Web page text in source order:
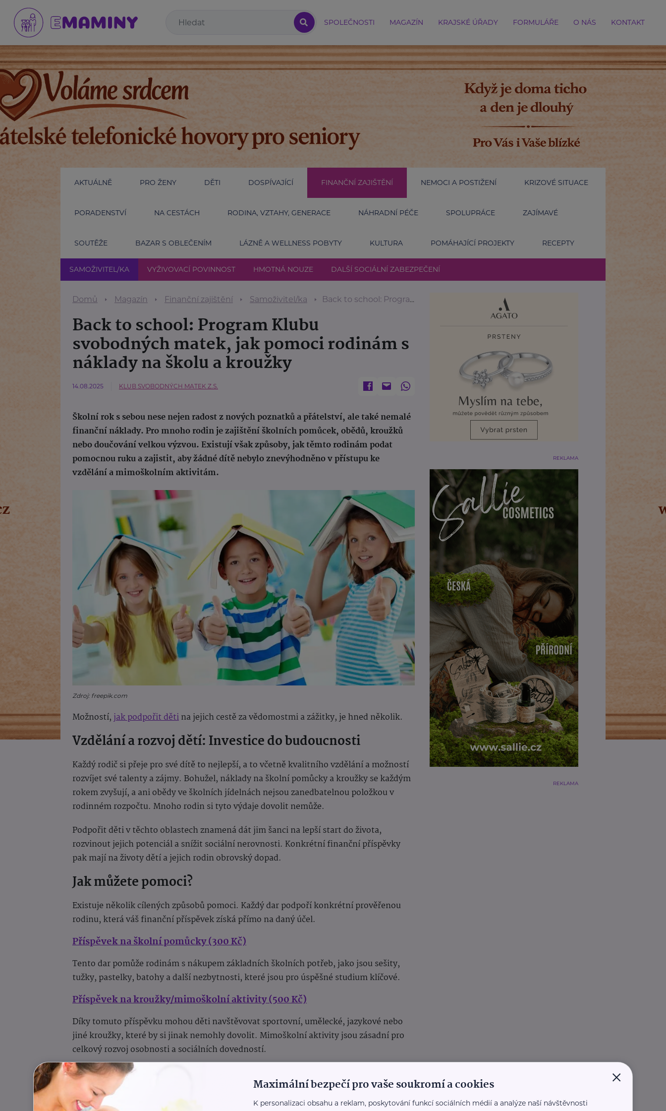
SPOLEČNOSTI MAGAZÍN KRAJSKÉ ÚŘADY FORMULÁŘE O NÁS KONTAKT
AKTUÁLNĚ PRO ŽENY DĚTI DOSPÍVAJÍCÍ FINANČNÍ ZAJIŠTĚNÍ NEMOCI A POSTIŽENÍ KRIZOVÉ SITUACE
PORADENSTVÍ NA CESTÁCH RODINA, VZTAHY, GENERACE NÁHRADNÍ PÉČE SPOLUPRÁCE ZAJÍMAVÉ
SOUTĚŽE BAZAR S OBLEČENÍM LÁZNĚ A WELLNESS POBYTY KULTURA POMÁHAJÍCÍ PROJEKTY RECEPTY
SAMOŽIVITEL/KA VYŽIVOVACÍ POVINNOST HMOTNÁ NOUZE DALŠÍ SOCIÁLNÍ ZABEZPEČENÍ
Domů Magazín Finanční zajištění Samoživitel/ka Back to school: Program Klubu svobodných matek, jak pomoci rodinám s náklady na školu a kroužky
Back to school: Program Klubu
svobodných matek, jak pomoci rodinám s
náklady na školu a kroužky
14.08.2025 KLUB SVOBODNÝCH MATEK Z.S.
Školní rok s sebou nese nejen radost z nových poznatků a přátelství, ale také nemalé
finanční náklady. Pro mnoho rodin je zajištění školních pomůcek, obědů, kroužků
nebo doučování velkou výzvou. Existují však způsoby, jak těmto rodinám podat
pomocnou ruku a zajistit, aby žádné dítě nebylo znevýhodněno v přístupu ke
vzdělání a mimoškolním aktivitám.
Zdroj: freepik.com
Možností, jak podpořit dětina jejich cestě za vědomostmi a zážitky, je hned několik.
Vzdělání a rozvoj dětí: Investice do budoucnosti
Každý rodič si přeje pro své dítě to nejlepší, a to včetně kvalitního vzdělání a možností
rozvíjet své talenty a zájmy. Bohužel, náklady na školní pomůcky a kroužky se každým
rokem zvyšují, a ani obědy ve školních jídelnách nejsou zanedbatelnou položkou v
rodinném rozpočtu. Mnoho rodin si tyto výdaje dovolit nemůže.
Podpořit děti v těchto oblastech znamená dát jim šanci na lepší start do života,
rozvinout jejich potenciál a snížit sociální nerovnosti. Konkrétní finanční příspěvky
pak mají na životy dětí a jejich rodin obrovský dopad.
Jak můžete pomoci?
Existuje několik cílených způsobů pomoci. Každý dar podpoří konkrétní prověřenou
rodinu, která váš finanční příspěvek získá přímo na daný účel.
Příspěvek na školní pomůcky (300 Kč)
Tento dar pomůže rodinám s nákupem základních školních potřeb, jako jsou sešity,
tužky, pastelky, batohy a další nezbytnosti, které jsou pro úspěšné studium klíčové.
Příspěvek na kroužky/mimoškolní aktivity (500 Kč)
Díky tomuto příspěvku mohou děti navštěvovat sportovní, umělecké, jazykové nebo
jiné kroužky, které by si jinak nemohly dovolit. Mimoškolní aktivity jsou zásadní pro
celkový rozvoj osobnosti a sociálních dovedností.
Příspěvek na obědy ve školách/školkách (600 Kč)
Tímto darem pomůžete zajistit měsíční stravné pro dítě ve školním zařízení. Pravidelná
a vyvážená strava je nezbytná pro soustředění a energii potřebnou k učení.
REKLAMA
REKLAMA
×
Maximální bezpečí pro vaše soukromí a cookies
K personalizaci obsahu a reklam, poskytování funkcí sociálních médií a analýze naší návštěvnosti